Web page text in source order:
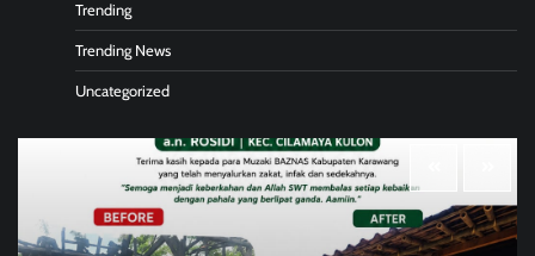
Trending
Trending News
Uncategorized